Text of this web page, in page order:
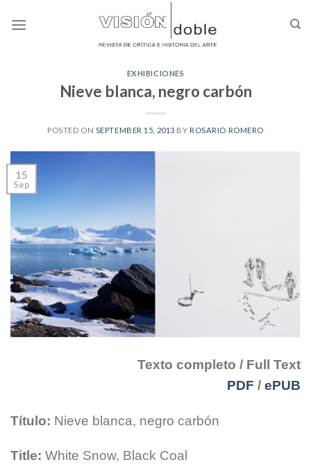
EXHIBICIONES
Nieve blanca, negro carbón
POSTED ON SEPTEMBER 15, 2013 BY ROSARIO ROMERO
15
Sep
Texto completo / Full Text
PDF / ePUB
Título: Nieve blanca, negro carbón
Title: White Snow, Black Coal